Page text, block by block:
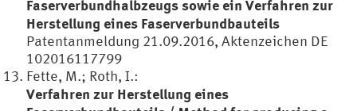
Faserverbundhalbzeugs sowie ein Verfahren zur
Herstellung eines Faserverbundbauteils
Patentanmeldung 21.09.2016, Aktenzeichen DE
102016117799
Fette, M.; Roth, I.:
Verfahren zur Herstellung eines